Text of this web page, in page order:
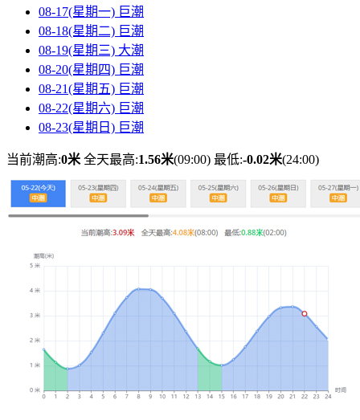
08-17(星期一) 巨潮
08-18(星期二) 巨潮
08-19(星期三) 大潮
08-20(星期四) 巨潮
08-21(星期五) 巨潮
08-22(星期六) 巨潮
08-23(星期日) 巨潮
当前潮高:0米 全天最高:1.56米(09:00) 最低:-0.02米(24:00)